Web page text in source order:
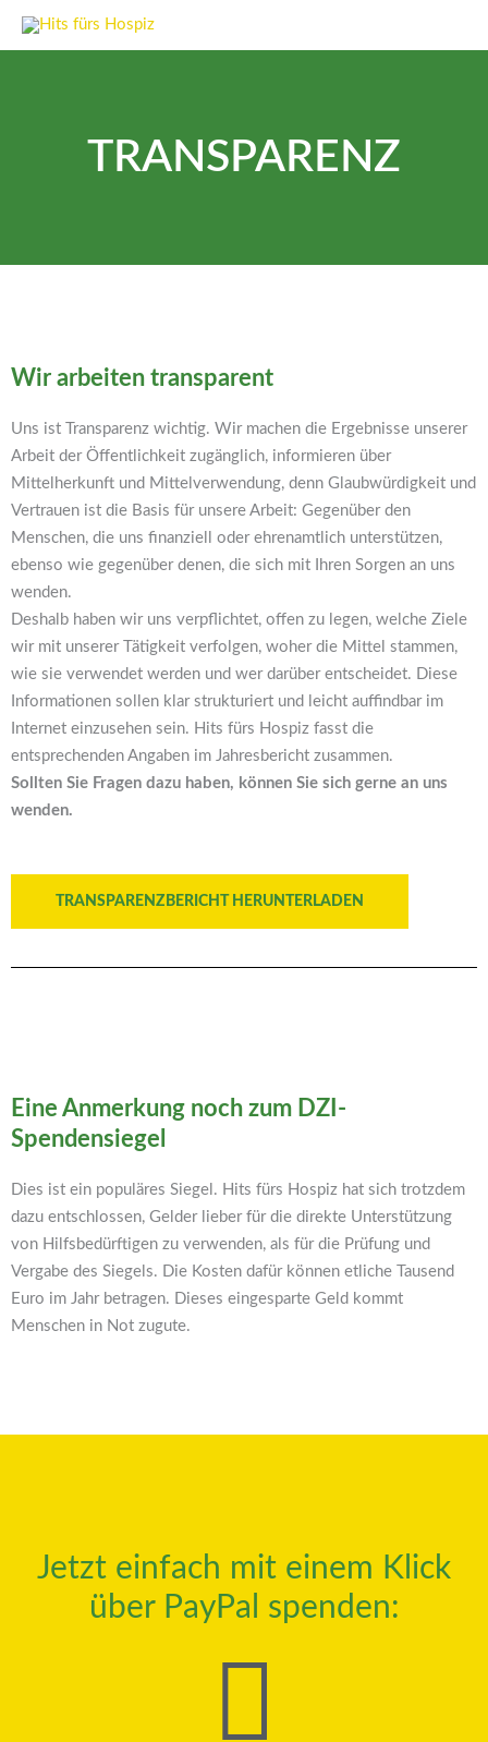
Zum
TRANSPARENZ
Wir arbeiten transparent
Uns ist Transparenz wichtig. Wir machen die Ergebnisse unserer
Arbeit der Öffentlichkeit zugänglich, informieren über
Mittelherkunft und Mittelverwendung, denn Glaubwürdigkeit und
Vertrauen ist die Basis für unsere Arbeit: Gegenüber den
Menschen, die uns finanziell oder ehrenamtlich unterstützen,
ebenso wie gegenüber denen, die sich mit Ihren Sorgen an uns
wenden.
Deshalb haben wir uns verpflichtet, offen zu legen, welche Ziele
wir mit unserer Tätigkeit verfolgen, woher die Mittel stammen,
wie sie verwendet werden und wer darüber entscheidet. Diese
Informationen sollen klar strukturiert und leicht auffindbar im
Internet einzusehen sein. Hits fürs Hospiz fasst die
entsprechenden Angaben im Jahresbericht zusammen.
Sollten Sie Fragen dazu haben, können Sie sich gerne an uns
wenden.
TRANSPARENZBERICHT HERUNTERLADEN
Eine Anmerkung noch zum DZI-
Spendensiegel
Dies ist ein populäres Siegel. Hits fürs Hospiz hat sich trotzdem
dazu entschlossen, Gelder lieber für die direkte Unterstützung
von Hilfsbedürftigen zu verwenden, als für die Prüfung und
Vergabe des Siegels. Die Kosten dafür können etliche Tausend
Euro im Jahr betragen. Dieses eingesparte Geld kommt
Menschen in Not zugute.
Jetzt einfach mit einem Klick
über PayPal spenden: